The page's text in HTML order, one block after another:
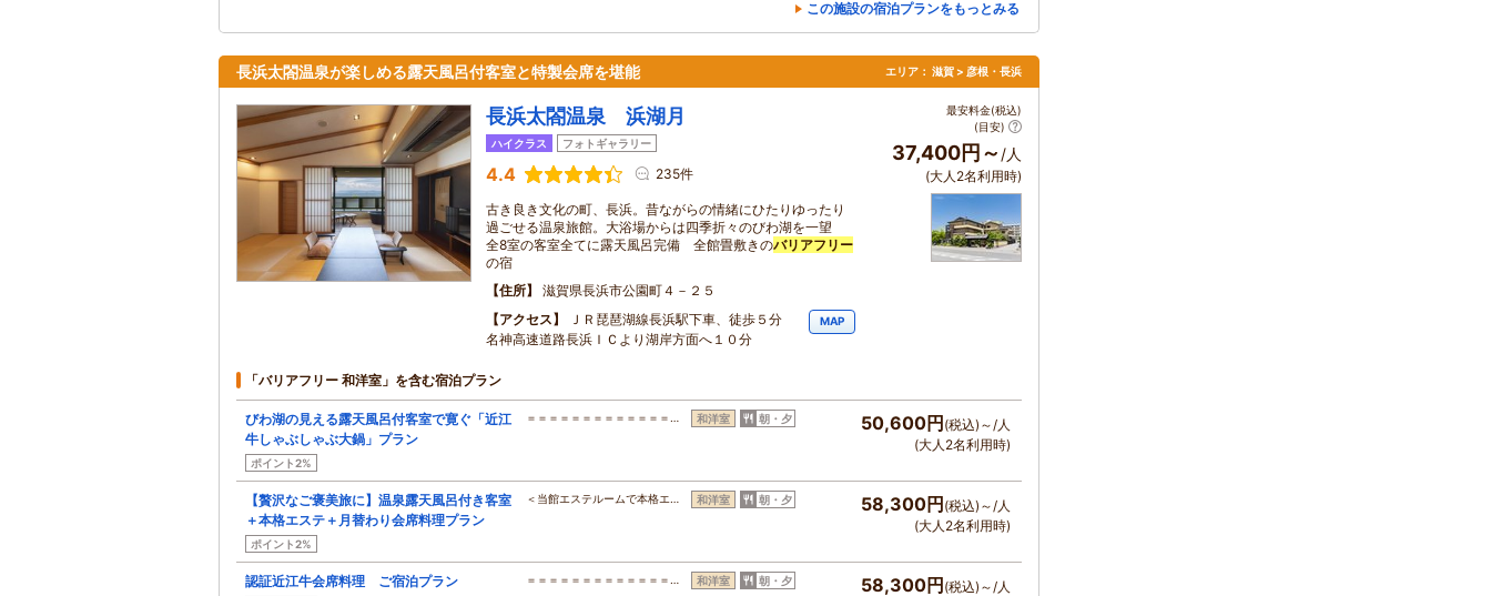
この施設の宿泊プランをもっとみる
長浜太閤温泉が楽しめる露天風呂付客室と特製会席を堪能 エリア： 滋賀 > 彦根・長浜
長浜太閤温泉 浜湖月
ハイクラス フォトギャラリー
4.4 235件
古き良き文化の町、長浜。昔ながらの情緒にひたりゆったり
過ごせる温泉旅館。大浴場からは四季折々のびわ湖を一望
全8室の客室全てに露天風呂完備 全館畳敷きのバリアフリー
の宿
住所
滋賀県長浜市公園町４－２５
アクセス
ＪＲ琵琶湖線長浜駅下車、徒歩５分
名神高速道路長浜ＩＣより湖岸方面へ１０分
MAP
最安料金(税込)
(目安)
37,400円～ /人
(大人2名利用時)
「バリアフリー 和洋室」を含む宿泊プラン
びわ湖の見える露天風呂付客室で寛ぐ「近江
牛しゃぶしゃぶ大鍋」プラン
ポイント2%
＝＝＝＝＝＝＝＝＝＝＝＝＝… 和洋室 朝・夕 50,600円 (税込)～/人
(大人2名利用時)
【贅沢なご褒美旅に】温泉露天風呂付き客室
＋本格エステ＋月替わり会席料理プラン
ポイント2%
＜当館エステルームで本格エ… 和洋室 朝・夕 58,300円 (税込)～/人
(大人2名利用時)
認証近江牛会席料理 ご宿泊プラン ＝＝＝＝＝＝＝＝＝＝＝＝＝… 和洋室 朝・夕 58,300円 (税込)～/人